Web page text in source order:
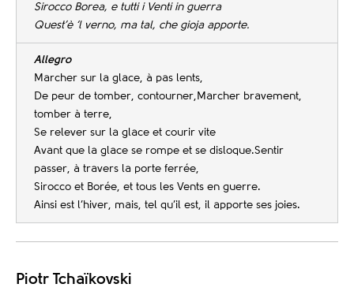
Sirocco Borea, e tutti i Venti in guerra
Quest’è ‘l verno, ma tal, che gioja apporte.
Allegro
Marcher sur la glace, à pas lents,
De peur de tomber, contourner,Marcher bravement,
tomber à terre,
Se relever sur la glace et courir vite
Avant que la glace se rompe et se disloque.Sentir
passer, à travers la porte ferrée,
Sirocco et Borée, et tous les Vents en guerre.
Ainsi est l’hiver, mais, tel qu’il est, il apporte ses joies.
Piotr Tchaïkovski